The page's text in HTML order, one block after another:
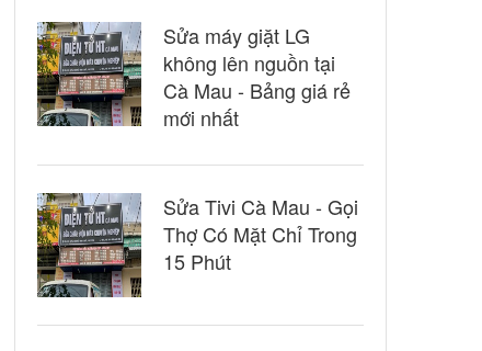
Sửa máy giặt LG
không lên nguồn tại
Cà Mau - Bảng giá rẻ
mới nhất
Sửa Tivi Cà Mau - Gọi
Thợ Có Mặt Chỉ Trong
15 Phút